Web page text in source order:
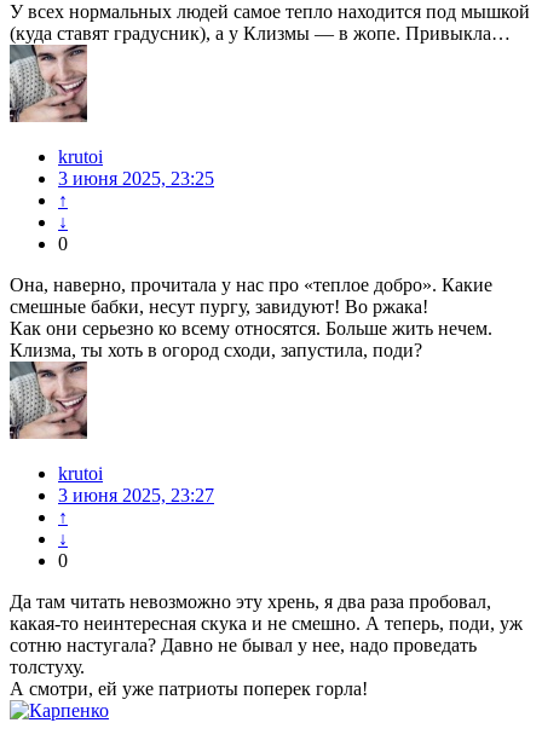
У всех нормальных людей самое тепло находится под мышкой
(куда ставят градусник), а у Клизмы — в жопе. Привыкла…
krutoi
3 июня 2025, 23:25
↑
↓
0
Она, наверно, прочитала у нас про «теплое добро». Какие
смешные бабки, несут пургу, завидуют! Во ржака!
Как они серьезно ко всему относятся. Больше жить нечем.
Клизма, ты хоть в огород сходи, запустила, поди?
krutoi
3 июня 2025, 23:27
↑
↓
0
Да там читать невозможно эту хрень, я два раза пробовал,
какая-то неинтересная скука и не смешно. А теперь, поди, уж
сотню настугала? Давно не бывал у нее, надо проведать
толстуху.
А смотри, ей уже патриоты поперек горла!